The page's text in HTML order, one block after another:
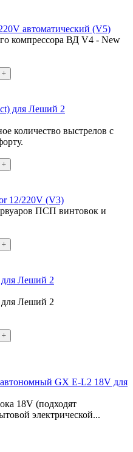
автоматический (V5)
компрессора ВД V4 - New
для Леший 2
количество выстрелов с
12/220V (V3)
ПСП винтовок и
Леший 2
Леший 2
GX E-L2 18V для
18V (подходят
электрической...